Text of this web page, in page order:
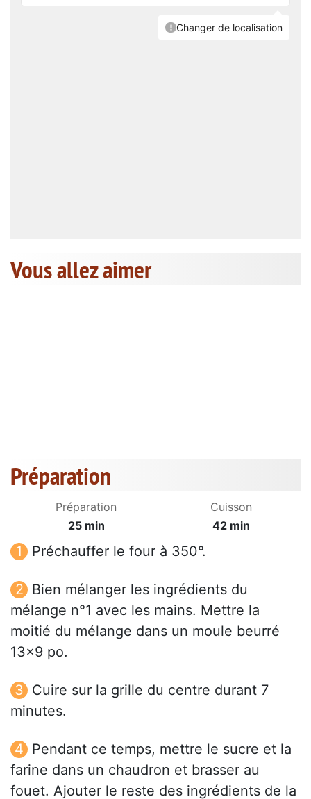
Vous allez aimer
Préparation
Préparation
25 min
Cuisson
42 min
Préchauffer le four à 350°.
Bien mélanger les ingrédients du
mélange n°1 avec les mains. Mettre la
moitié du mélange dans un moule beurré
13x9 po.
Cuire sur la grille du centre durant 7
minutes.
Pendant ce temps, mettre le sucre et la
farine dans un chaudron et brasser au
fouet. Ajouter le reste des ingrédients de la